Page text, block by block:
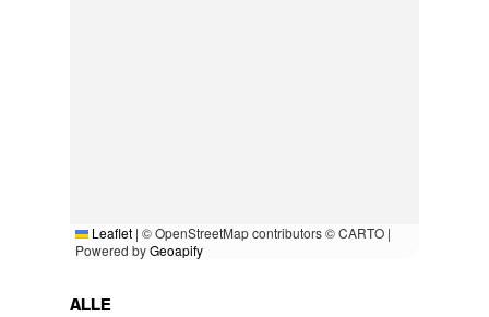
Leaflet | © OpenStreetMap contributors © CARTO |
Powered byGeoapify
ALLE